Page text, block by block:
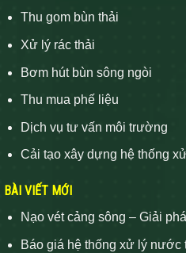
Thu gom bùn thải
Xử lý rác thải
Bơm hút bùn sông ngòi
Thu mua phế liệu
Dịch vụ tư vấn môi trường
Cải tạo xây dựng hệ thống
BÀI VIẾT MỚI
Nạo vét cảng sông – Giải
Báo giá hệ thống xử lý nước